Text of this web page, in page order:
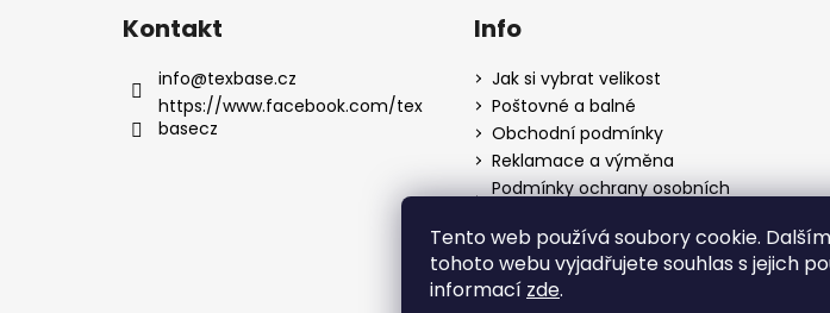
Tento web používá soubory cookie.
tohoto webu vyjadřujete souhlas s jejich
informací zde.
Kontakt
info@texbase.cz
https://www.facebook.com/tex
basecz
Info
Jak si vybrat velikost
Poštovné a balné
Obchodní podmínky
Reklamace a výměna
Podmínky ochrany osobních